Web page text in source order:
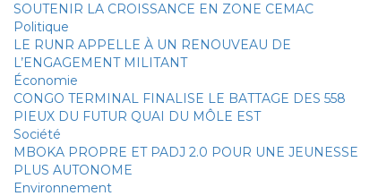
SOUTENIR LA CROISSANCE EN ZONE CEMAC
Politique
LE RUNR APPELLE À UN RENOUVEAU DE
L’ENGAGEMENT MILITANT
Économie
CONGO TERMINAL FINALISE LE BATTAGE DES 558
PIEUX DU FUTUR QUAI DU MÔLE EST
Société
MBOKA PROPRE ET PADJ 2.0 POUR UNE JEUNESSE
PLUS AUTONOME
Environnement